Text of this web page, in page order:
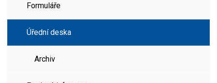
Formuláře
Úřední deska
Archiv